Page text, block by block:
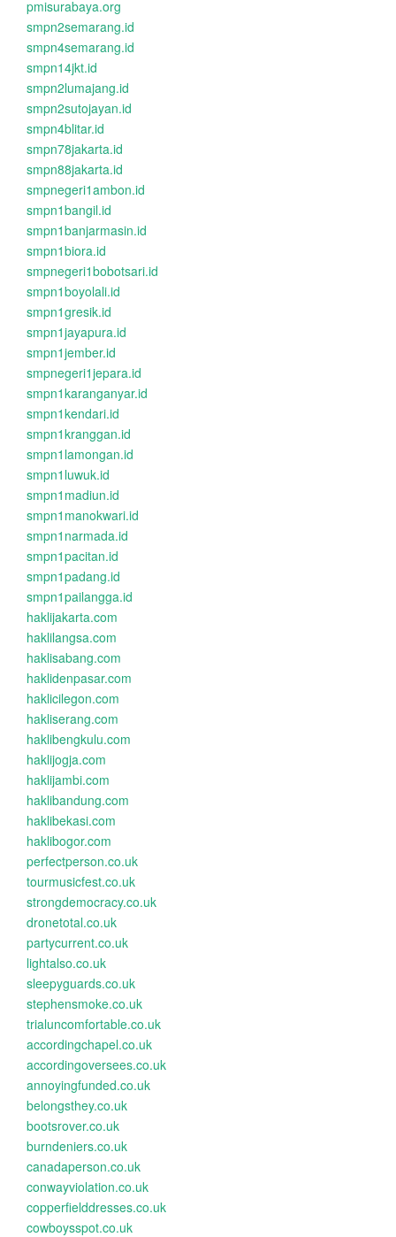
pmisurabaya.org
smpn2semarang.id
smpn4semarang.id
smpn14jkt.id
smpn2lumajang.id
smpn2sutojayan.id
smpn4blitar.id
smpn78jakarta.id
smpn88jakarta.id
smpnegeri1ambon.id
smpn1bangil.id
smpn1banjarmasin.id
smpn1biora.id
smpnegeri1bobotsari.id
smpn1boyolali.id
smpn1gresik.id
smpn1jayapura.id
smpn1jember.id
smpnegeri1jepara.id
smpn1karanganyar.id
smpn1kendari.id
smpn1kranggan.id
smpn1lamongan.id
smpn1luwuk.id
smpn1madiun.id
smpn1manokwari.id
smpn1narmada.id
smpn1pacitan.id
smpn1padang.id
smpn1pailangga.id
haklijakarta.com
haklilangsa.com
haklisabang.com
haklidenpasar.com
haklicilegon.com
hakliserang.com
haklibengkulu.com
haklijogja.com
haklijambi.com
haklibandung.com
haklibekasi.com
haklibogor.com
perfectperson.co.uk
tourmusicfest.co.uk
strongdemocracy.co.uk
dronetotal.co.uk
partycurrent.co.uk
lightalso.co.uk
sleepyguards.co.uk
stephensmoke.co.uk
trialuncomfortable.co.uk
accordingchapel.co.uk
accordingoversees.co.uk
annoyingfunded.co.uk
belongsthey.co.uk
bootsrover.co.uk
burndeniers.co.uk
canadaperson.co.uk
conwayviolation.co.uk
copperfielddresses.co.uk
cowboysspot.co.uk